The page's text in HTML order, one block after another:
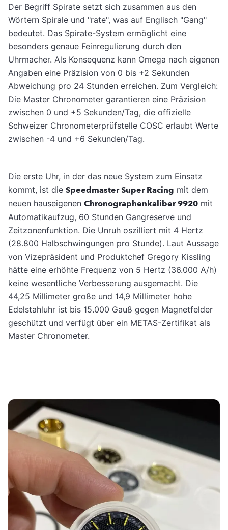
Der Begriff Spirate setzt sich zusammen aus den
Wörtern Spirale und "rate", was auf Englisch "Gang"
bedeutet. Das Spirate-System ermöglicht eine
besonders genaue Feinregulierung durch den
Uhrmacher. Als Konsequenz kann Omega nach eigenen
Angaben eine Präzision von 0 bis +2 Sekunden
Abweichung pro 24 Stunden erreichen. Zum Vergleich:
Die Master Chronometer garantieren eine Präzision
zwischen 0 und +5 Sekunden/Tag, die offizielle
Schweizer Chronometerprüfstelle COSC erlaubt Werte
zwischen -4 und +6 Sekunden/Tag.
Die erste Uhr, in der das neue System zum Einsatz
kommt, ist die Speedmaster Super Racing mit dem
neuen hauseigenen Chronographenkaliber 9920 mit
Automatikaufzug, 60 Stunden Gangreserve und
Zeitzonenfunktion. Die Unruh oszilliert mit 4 Hertz
(28.800 Halbschwingungen pro Stunde). Laut Aussage
von Vizepräsident und Produktchef Gregory Kissling
hätte eine erhöhte Frequenz von 5 Hertz (36.000 A/h)
keine wesentliche Verbesserung ausgemacht. Die
44,25 Millimeter große und 14,9 Millimeter hohe
Edelstahluhr ist bis 15.000 Gauß gegen Magnetfelder
geschützt und verfügt über ein METAS-Zertifikat als
Master Chronometer.